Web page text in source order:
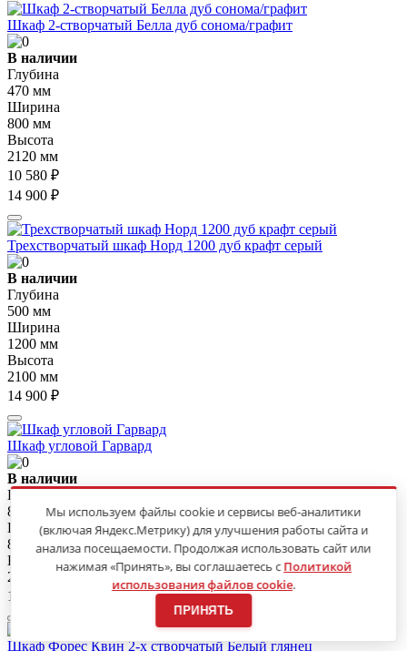
Шкаф 2-створчатый Белла дуб сонома/графит
В наличии
Глубина
470 мм
Ширина
800 мм
Высота
2120 мм
10 580 ₽
14 900 ₽
Трехстворчатый шкаф Норд 1200 дуб крафт серый
В наличии
Глубина
500 мм
Ширина
1200 мм
Высота
2100 мм
14 900 ₽
Шкаф угловой Гарвард
В наличии
Глубина
850 мм
Ширина
850 мм
Высота
2200 мм
14 900 ₽
Шкаф Форес Квин 2-х створчатый Белый глянец
Мы используем файлы cookie и сервисы веб-аналитики
(включая Яндекс.Метрику) для улучшения работы сайта и
анализа посещаемости. Продолжая использовать сайт или
нажимая «Принять», вы соглашаетесь сПолитикой
использования файлов cookie.
ПРИНЯТЬ